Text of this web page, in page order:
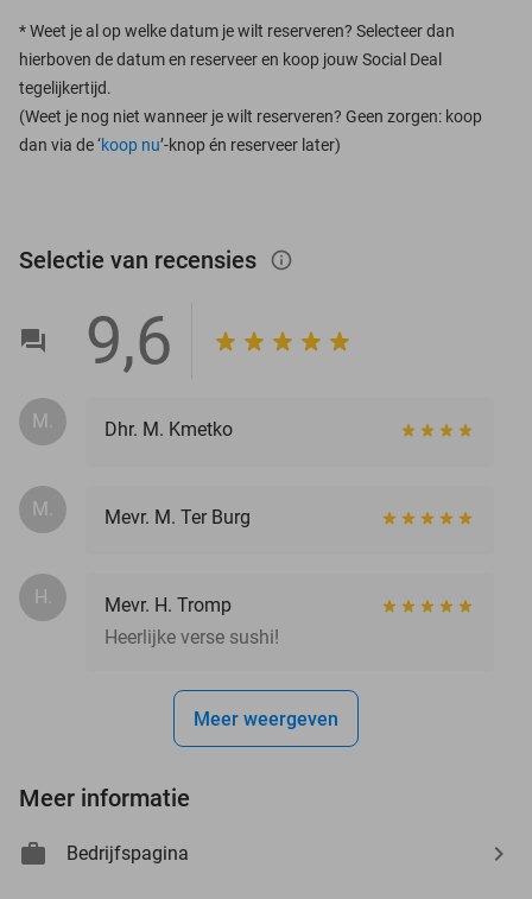
*Weet je al op welke datum je wilt reserveren? Selecteer dan
hierboven de datum en reserveer en koop jouw Social Deal
tegelijkertijd.
(Weet je nog niet wanneer je wilt reserveren? Geen zorgen: koop
dan via de ‘koop nu’-knop én reserveer later)
Selectie van recensies info_outlined
9,6
M. Dhr. M. Kmetko
M. Mevr. M. Ter Burg
H.
Mevr. H. Tromp
Heerlijke verse sushi!
Meer weergeven
Meer informatie
Bedrijfspagina